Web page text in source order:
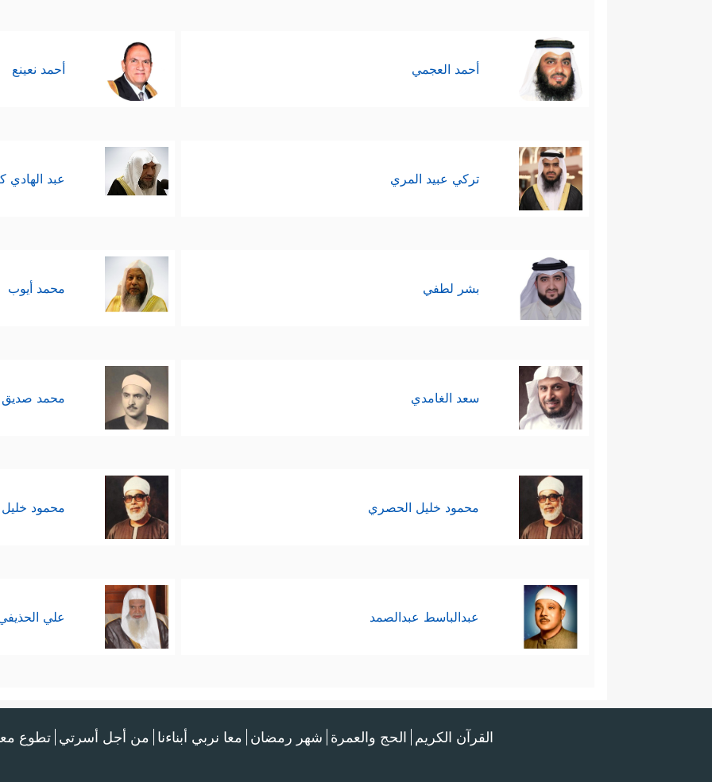
أحمد العجمي أحمد نعينع
تركي عبيد المري عبد الهادي
بشر لطفي محمد أيوب
سعد الغامدي محمد صديق
محمود خليل الحصري محمود
عبدالباسط عبدالصمد علي
القرآن الكريم الحج والعمرة شهر رمضان معا نربي أبناءنا من أجل أسرتي تطوع